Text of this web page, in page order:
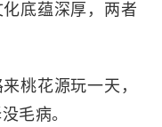
底蕴深厚，两者
桃花源玩一天，
毛病。